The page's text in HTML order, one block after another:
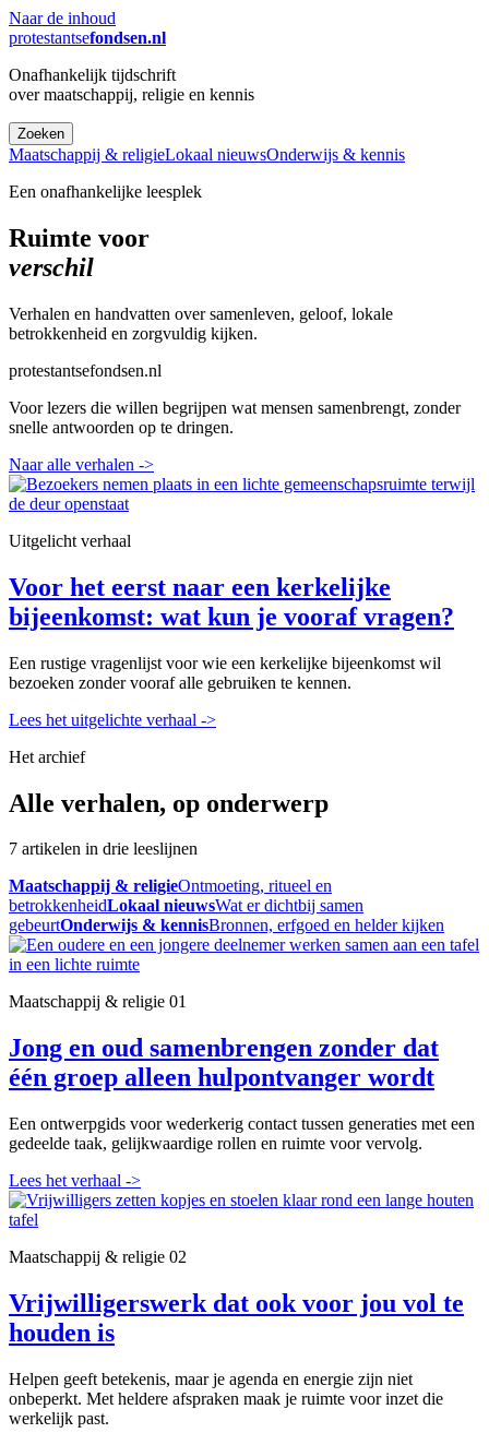
Naar de inhoud
protestantsefondsen.nl
Onafhankelijk tijdschrift
over maatschappij, religie en kennis
Zoeken
Maatschappij & religieLokaal nieuwsOnderwijs & kennis
Een onafhankelijke leesplek
Ruimte voor
verschil
Verhalen en handvatten over samenleven, geloof, lokale
betrokkenheid en zorgvuldig kijken.
protestantsefondsen.nl
Voor lezers die willen begrijpen wat mensen samenbrengt, zonder
snelle antwoorden op te dringen.
Naar alle verhalen ->
Uitgelicht verhaal
Voor het eerst naar een kerkelijke
bijeenkomst: wat kun je vooraf vragen?
Een rustige vragenlijst voor wie een kerkelijke bijeenkomst wil
bezoeken zonder vooraf alle gebruiken te kennen.
Lees het uitgelichte verhaal ->
Het archief
Alle verhalen, op onderwerp
7 artikelen in drie leeslijnen
Maatschappij & religieOntmoeting, ritueel en
betrokkenheidLokaal nieuwsWat er dichtbij samen
gebeurtOnderwijs & kennisBronnen, erfgoed en helder kijken
Maatschappij & religie 01
Jong en oud samenbrengen zonder dat
één groep alleen hulpontvanger wordt
Een ontwerpgids voor wederkerig contact tussen generaties met een
gedeelde taak, gelijkwaardige rollen en ruimte voor vervolg.
Lees het verhaal ->
Maatschappij & religie 02
Vrijwilligerswerk dat ook voor jou vol te
houden is
Helpen geeft betekenis, maar je agenda en energie zijn niet
onbeperkt. Met heldere afspraken maak je ruimte voor inzet die
werkelijk past.